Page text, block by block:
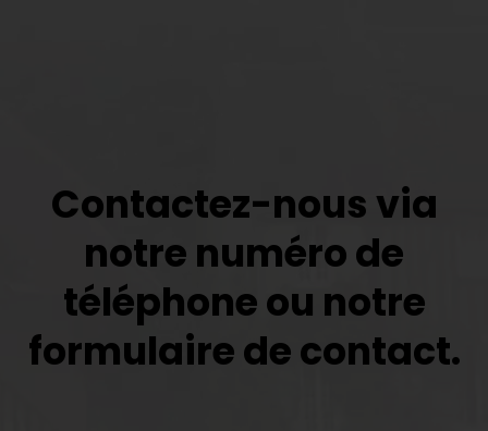
Contactez-nous via
notre numéro de
téléphone ou notre
formulaire de contact.